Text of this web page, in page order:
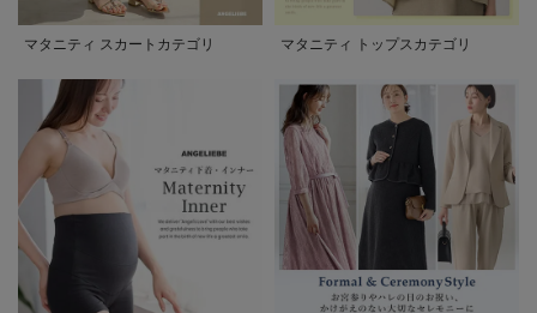
マタニティ スカートカテゴリ マタニティ トップスカテゴリ